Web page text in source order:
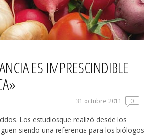
ES IMPRESCINDIBLE
31 octubre 2011 0
Los estudiosque realizó desde los
siendo una referencia para los biólogos